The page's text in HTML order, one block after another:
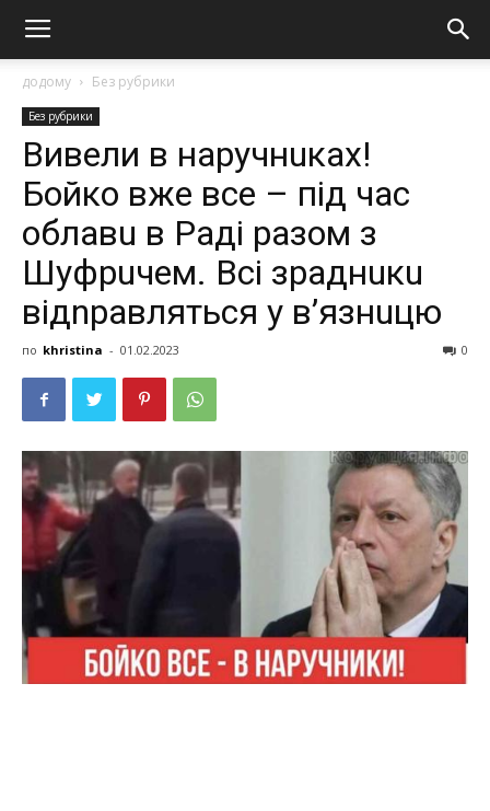
додому Без рубрики
Без рубрики
Вивели в наручнuках!
Бойко вже все – під час
облaвu в Раді разом з
Шуфрuчем. Всі зраднuкu
відnравляться у в’язнuцю
по khristina - 01.02.2023 0